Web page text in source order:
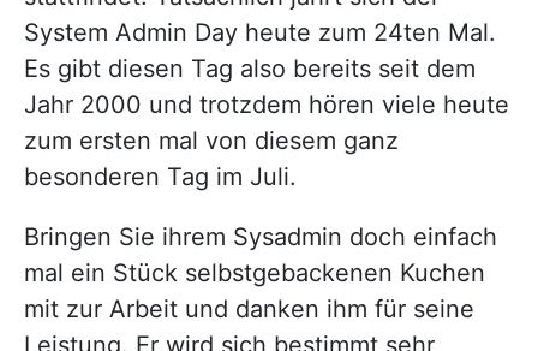
System Admin Day heute zum 24ten Mal.
Es gibt diesen Tag also bereits seit dem
Jahr 2000 und trotzdem hören viele heute
zum ersten mal von diesem ganz
besonderen Tag im Juli.
Bringen Sie ihrem Sysadmin doch einfach
mal ein Stück selbstgebackenen Kuchen
mit zur Arbeit und danken ihm für seine
Leistung. Er wird sich bestimmt sehr